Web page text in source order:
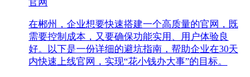
官网
在郴州，企业想要快速搭建一个高质量的官网，既
需要控制成本，又要确保功能实用、用户体验良
好。以下是一份详细的避坑指南，帮助企业在30天
内快速上线官网，实现“花小钱办大事”的目标。